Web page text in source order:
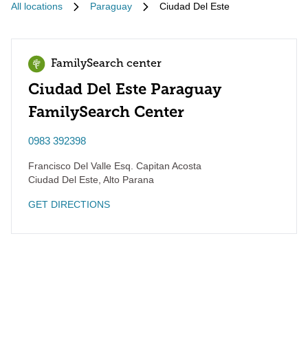
All locations Paraguay Ciudad Del Este
FamilySearch center
Ciudad Del Este Paraguay
FamilySearch Center
0983 392398
Francisco Del Valle Esq. Capitan Acosta
Ciudad Del Este Alto Parana
GET DIRECTIONS